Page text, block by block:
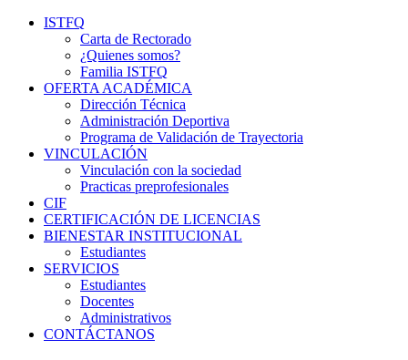
ISTFQ
Carta de Rectorado
¿Quienes somos?
Familia ISTFQ
OFERTA ACADÉMICA
Dirección Técnica
Administración Deportiva
Programa de Validación de Trayectoria
VINCULACIÓN
Vinculación con la sociedad
Practicas preprofesionales
CIF
CERTIFICACIÓN DE LICENCIAS
BIENESTAR INSTITUCIONAL
Estudiantes
SERVICIOS
Estudiantes
Docentes
Administrativos
CONTÁCTANOS